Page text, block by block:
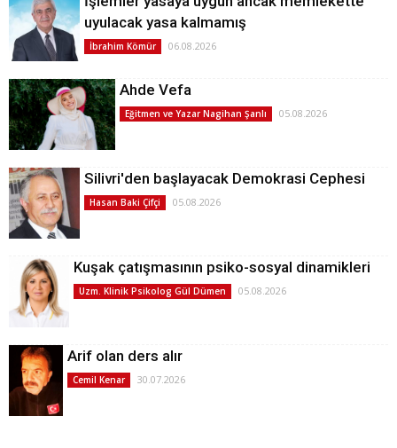
uyulacak yasa kalmamış
İbrahim Kömür 06.08.2026
Ahde Vefa
Eğitmen ve Yazar Nagihan Şanlı 05.08.2026
Silivri'den başlayacak Demokrasi Cephesi
Hasan Baki Çifçi 05.08.2026
Kuşak çatışmasının psiko-sosyal dinamikleri
Uzm. Klinik Psikolog Gül Dümen 05.08.2026
Arif olan ders alır
Cemil Kenar 30.07.2026